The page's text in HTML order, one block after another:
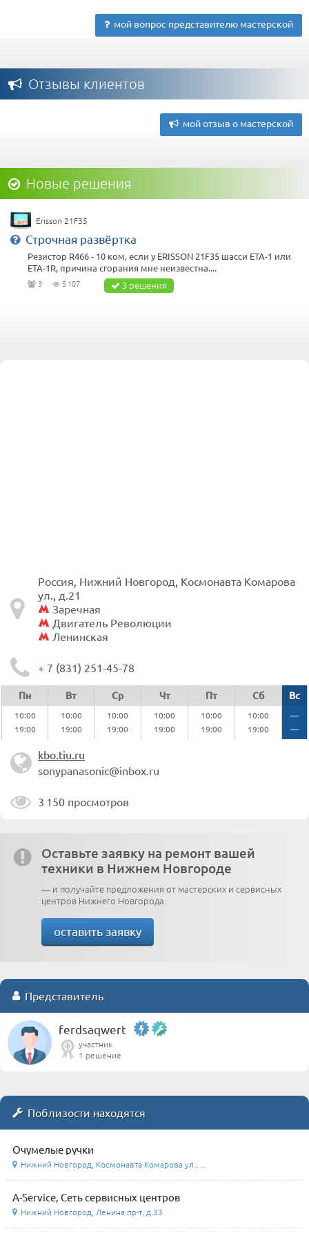
мой вопрос представителю мастерской
Отзывы клиентов
мой отзыв о мастерской
Новые решения
Erisson 21F35
Строчная развёртка
Резистор R466 - 10 ком, если у ERISSON 21F35 шасси ЕТА-1 или
ETA-1R, причина сгорания мне неизвестна....
3 5 107 3 решения
Россия, Нижний Новгород, Космонавта Комарова
ул., д.21
Заречная
Двигатель Революции
Ленинская
+ 7 (831) 251-45-78
Пн Вт Ср Чт Пт Сб Вс
10:00 10:00 10:00 10:00 10:00 10:00
—
19:00
19:00 19:00 19:00 19:00 19:00 —
kbo.tiu.ru
sonypanasonic@inbox.ru
3 150 просмотров
Оставьте заявку на ремонт вашей
техники в Нижнем Новгороде
— и получайте предложения от мастерских и сервисных
центров Нижнего Новгорода.
оставить заявку
Представитель
ferdsaqwert
участник
1 решение
Поблизости находятся
Очумелые ручки
Нижний Новгород, Космонавта Комарова ул., ...
A-Service, Сеть сервисных центров
Нижний Новгород, Ленина пр-т, д.33